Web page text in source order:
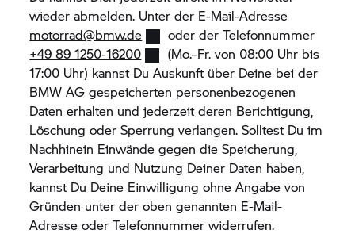
wieder abmelden. Unter der E-Mail-Adresse
motorrad@bmw.de
oder der Telefonnummer
+49 89 1250-16200
(Mo.–Fr. von 08:00 Uhr bis
17:00 Uhr) kannst Du Auskunft über Deine bei der
BMW AG gespeicherten personenbezogenen
Daten erhalten und jederzeit deren Berichtigung,
Löschung oder Sperrung verlangen. Solltest Du im
Nachhinein Einwände gegen die Speicherung,
Verarbeitung und Nutzung Deiner Daten haben,
kannst Du Deine Einwilligung ohne Angabe von
Gründen unter der oben genannten E-Mail-
Adresse oder Telefonnummer widerrufen.